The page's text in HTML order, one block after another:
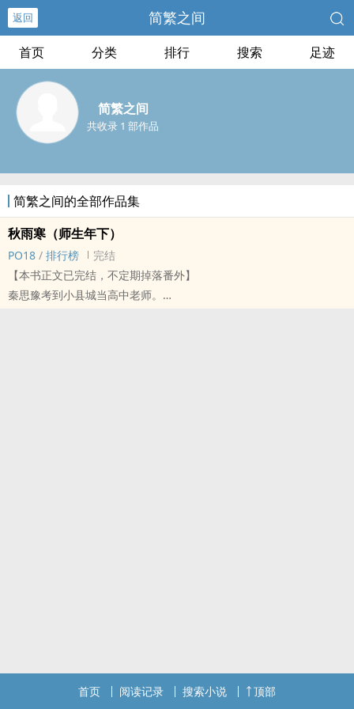
返回 简繁之间
首页 分类 排行 搜索 足迹
简繁之间
共收录 1 部作品
简繁之间的全部作品集
秋雨寒（师生年下）
PO18 / 排行榜
完结
【本书正文已完结，不定期掉落番外】
秦思豫考到小县城当高中老师。
首页 阅读记录 搜索小说 顶部